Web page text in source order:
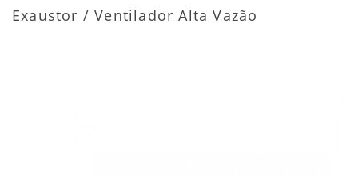
Exaustor / Ventilador Alta Vazão